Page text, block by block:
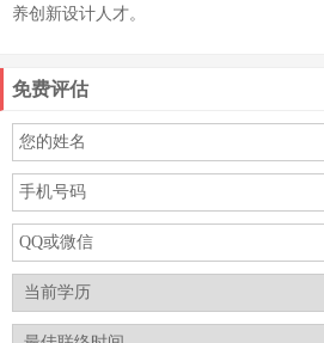
养创新设计人才。
免费评估